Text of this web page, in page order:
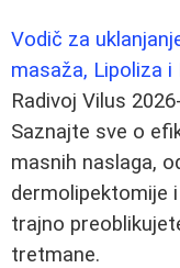
Vodič za
masaža, Lipoliza
Radivoj Vilus
Saznajte sve o
masnih naslaga,
dermolipektomije
trajno
tretmane.